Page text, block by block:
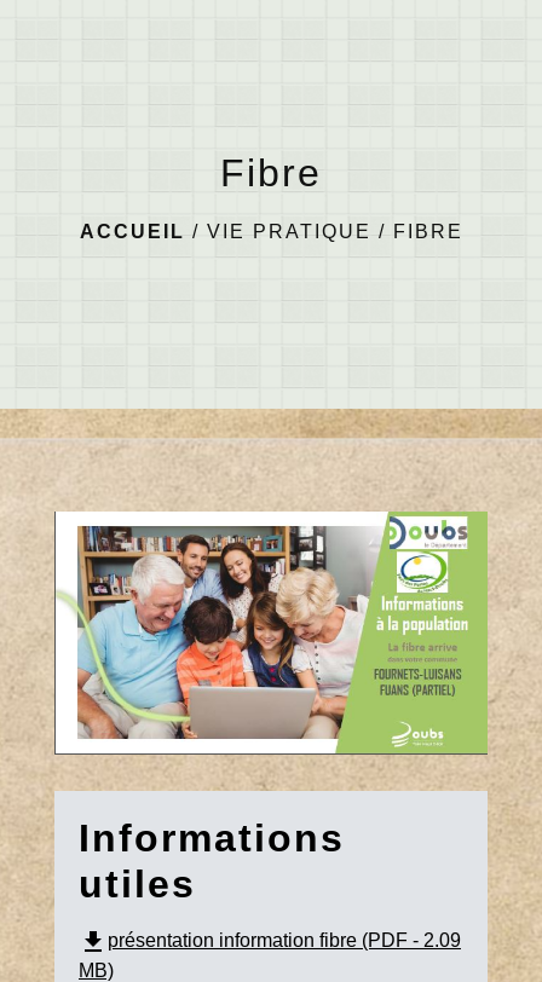
Fibre
ACCUEIL / VIE PRATIQUE / FIBRE
Informations
utiles
file_download présentation information fibre (PDF - 2.09
MB)